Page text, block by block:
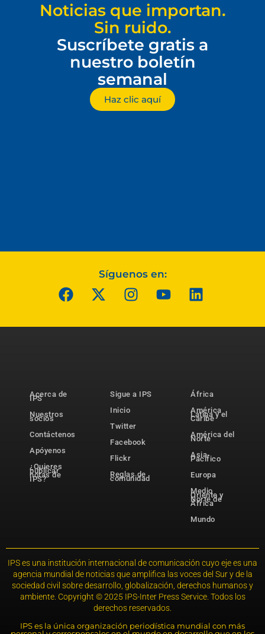
Noticias que importan.
Sin ruido.
Suscríbete gratis a
nuestro boletín
semanal
Haz clic aquí
Síguenos en:
Acerca de
IPS
Nuestros
socios
Contáctenos
Apóyenos
¿Quieres
publicar
notas de
IPS?
Sigue a IPS
Inicio
Twitter
Facebook
Flickr
Reglas de
comunidad
África
América
Latina y el
Caribe
América del
Norte
Asia-
Pacífico
Europa
Medio
Oriente y
Norte de
África
Mundo
IPS es una institución internacional de comunicación cuyo eje es una
agencia mundial de noticias que amplifica las voces del Sur y de la
sociedad civil sobre desarrollo, globalización, derechos humanos y
ambiente. Copyright © 2025 IPS-Inter Press Service. Todos los
derechos reservados.
IPS es la única organización periodística mundial con más